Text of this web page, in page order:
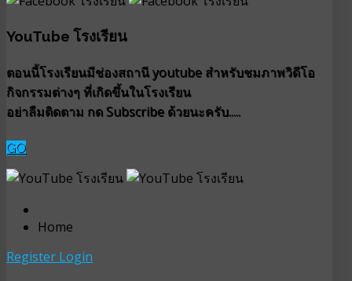
YouTube โรงเรียน
ตอนนี้โรงเรียนมีช่องสถานี youtube สำหรับชมภาพวิดีโอ
กิจกรรมต่างๆ ที่เกิดขึ้นในโรงเรียน
อย่าลืมติดตาม กด Subscribe ด้วยนะครับ.....
GO
Home
Register Login